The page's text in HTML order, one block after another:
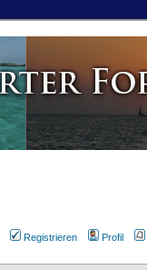
Registrieren Profil